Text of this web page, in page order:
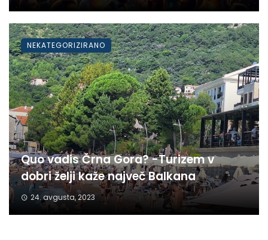
Quo vadis Črna Gora? -Turizem v
dobri želji kaže največ Balkana
24. avgusta, 2023
NEKATEGORIZIRANO